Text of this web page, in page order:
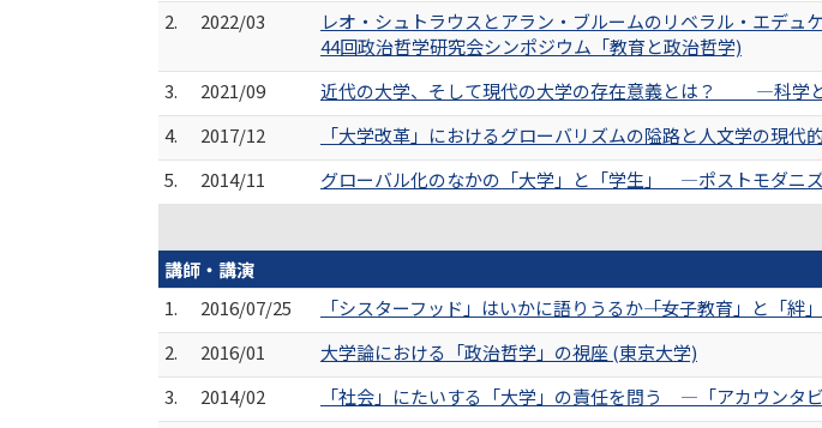
2.
2022/03
レオ・シュトラウスとアラン・ブルームのリベラル・エデ
44回政治哲学研究会シンポジウム「教育と政治哲学)
3.
2021/09
近代の大学、そして現代の大学の存在意義とは？ ―科学と
4.
2017/12
「大学改革」におけるグローバリズムの隘路と人文学の現
5.
2014/11
グローバル化のなかの「大学」と「学生」 ―ポストモダニ
講師・講演
1.
2016/07/25
「シスターフッド」はいかに語りうるか――「女子教育」と「絆
2.
2016/01
大学論における「政治哲学」の視座 (東京大学)
3.
2014/02
「社会」にたいする「大学」の責任を問う ―「アカウンタ